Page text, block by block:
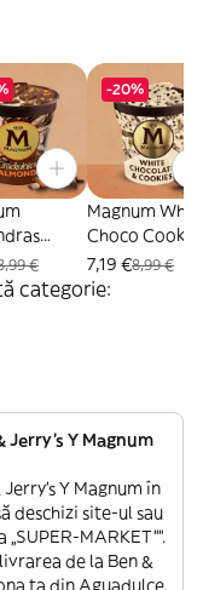
€
-20%
Magnum
Choco
(440ml)
7,19 €8,99 €
categorie:
Jerry's Y Magnum
Y Magnum în
deschizi site-ul sau
MARKET””.
de la Ben &
ta din Aguadulce.